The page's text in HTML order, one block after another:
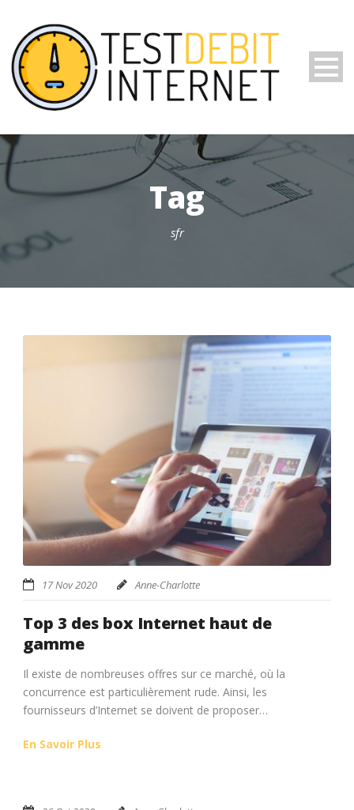
Tag
sfr
17 Nov 2020 Anne-Charlotte
Top 3 des box Internet haut de
gamme
Il existe de nombreuses offres sur ce marché, où la
concurrence est particulièrement rude. Ainsi, les
fournisseurs d’Internet se doivent de proposer…
En Savoir Plus